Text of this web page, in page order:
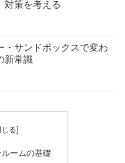
対策を考える
・サンドボックスで変わ
新常識
ームの基礎